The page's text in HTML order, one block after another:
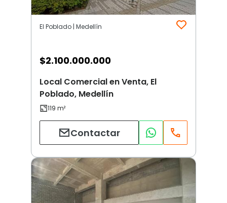
El Poblado | Medellín
$2.100.000.000
Local Comercial en Venta, El
Poblado, Medellín
Contactar